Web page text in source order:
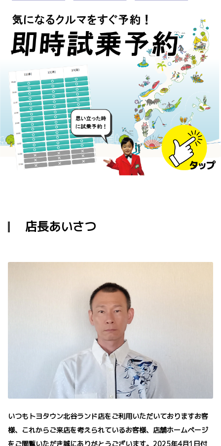
店長あいさつ
いつもトヨタウン北谷ランド店をご利用いただいておりますお客
様、これからご来店を考えられているお客様、店舗ホームページ
をご閲覧いただき誠にありがとうございます。2025年4月1日付